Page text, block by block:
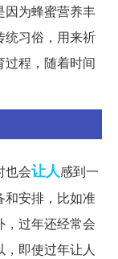
因为蜂蜜营养丰
统习俗，用来祈
程，随着时间
也会让人感到一
和安排，比如准
过年还经常会
即使过年让人